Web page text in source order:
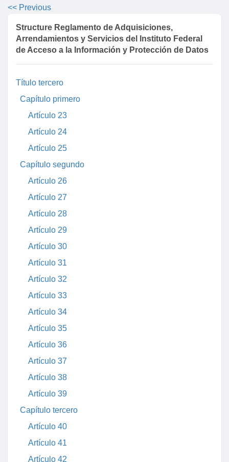
<< Previous
Structure Reglamento de Adquisiciones,
Arrendamientos y Servicios del Instituto Federal
de Acceso a la Información y Protección de Datos
Artículo 20
Artículo 21
Artículo 22
Título tercero
Capítulo primero
Artículo 23
Artículo 24
Artículo 25
Capítulo segundo
Artículo 26
Artículo 27
Artículo 28
Artículo 29
Artículo 30
Artículo 31
Artículo 32
Artículo 33
Artículo 34
Artículo 35
Artículo 36
Artículo 37
Artículo 38
Artículo 39
Capítulo tercero
Artículo 40
Artículo 41
Artículo 42